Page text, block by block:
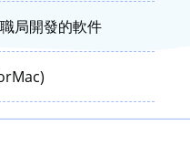
局開發的軟件